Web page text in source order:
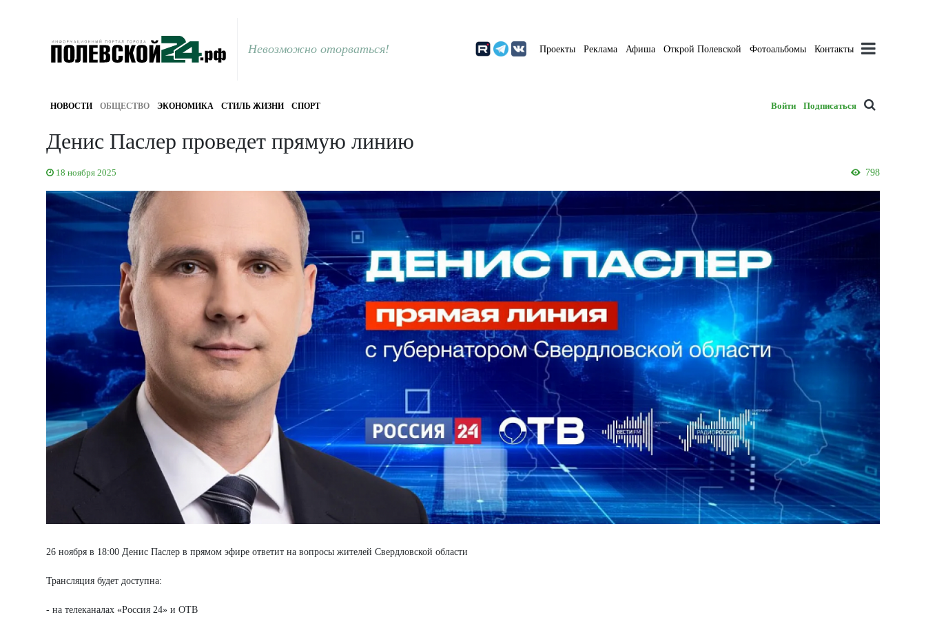
Невозможно оторваться! Проекты Реклама Афиша Открой Полевской Фотоальбомы Контакты
НОВОСТИ ОБЩЕСТВО ЭКОНОМИКА СТИЛЬ ЖИЗНИ СПОРТ Войти Подписаться
Денис Паслер проведет прямую линию
18 ноября 2025 798
26 ноября в 18:00 Денис Паслер в прямом эфире ответит на вопросы жителей Свердловской области
Трансляция будет доступна:
- на телеканалах «Россия 24» и ОТВ